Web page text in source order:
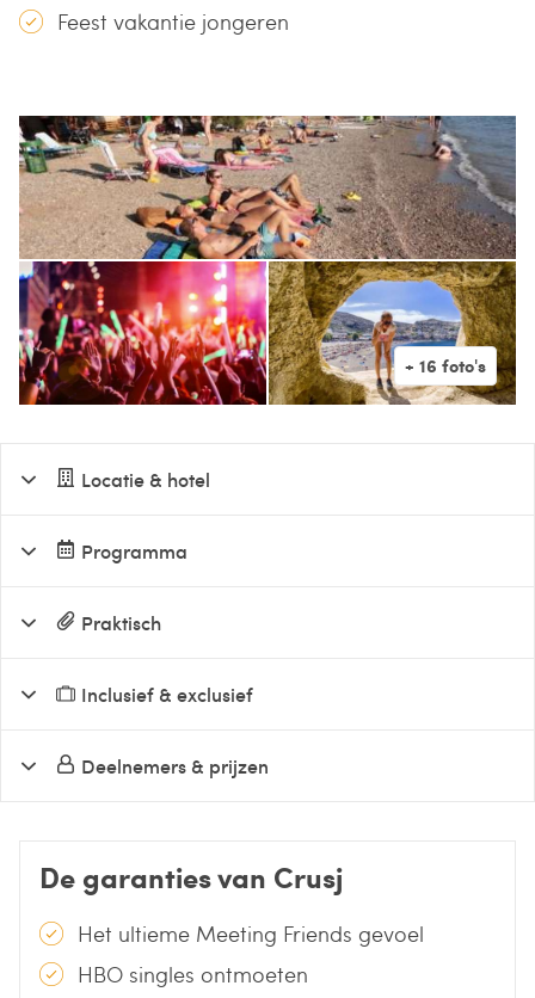
Feest vakantie jongeren
Locatie & hotel
Programma
Praktisch
Inclusief & exclusief
Deelnemers & prijzen
De garanties van Crusj
Het ultieme Meeting Friends gevoel
HBO singles ontmoeten